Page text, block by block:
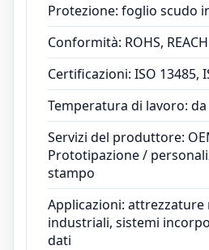
Protezione: foglio scudo
Conformità: ROHS, REACH
Certificazioni: ISO 13485,
Temperatura di lavoro: da
Servizi del produttore:
Prototipazione /
stampo
Applicazioni: attrezzature
industriali, sistemi
dati